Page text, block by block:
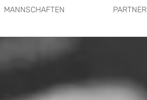
MANNSCHAFTEN PARTNER